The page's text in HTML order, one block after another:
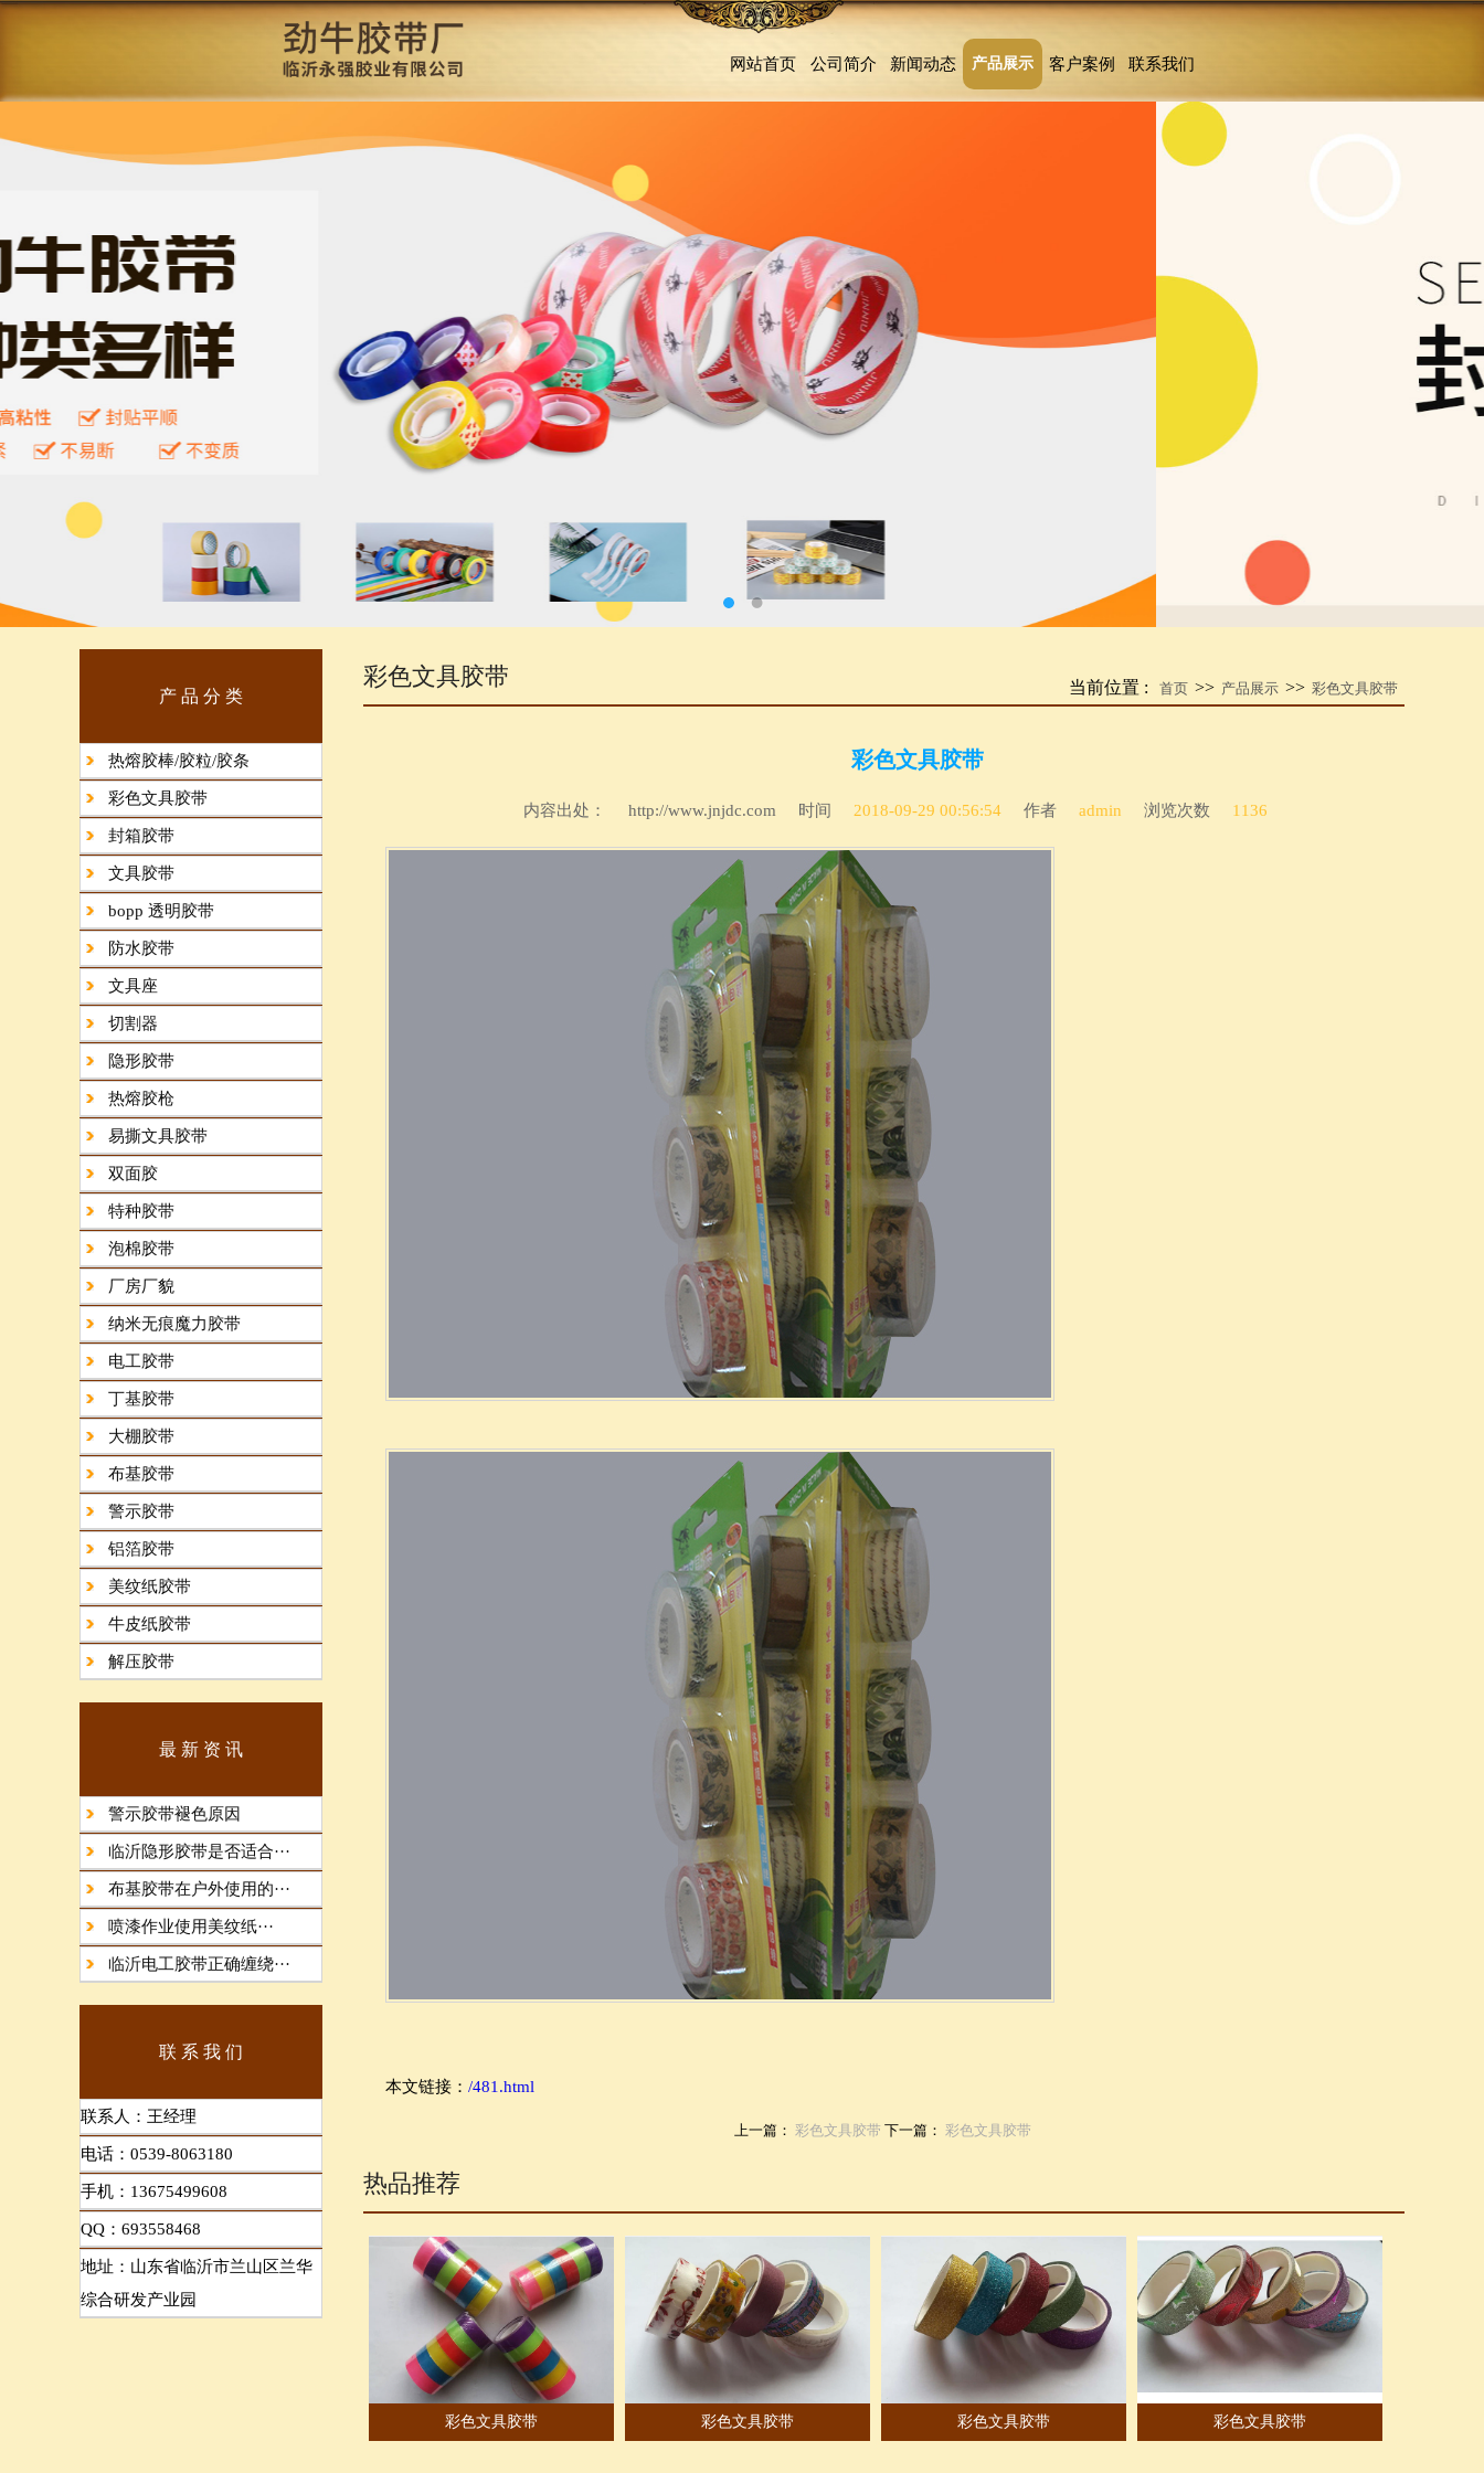
网站首页 公司简介 新闻动态 产品展示 客户案例 联系我们
产 品 分 类
热熔胶棒/胶粒/胶条
彩色文具胶带
封箱胶带
文具胶带
bopp 透明胶带
防水胶带
文具座
切割器
隐形胶带
热熔胶枪
易撕文具胶带
双面胶
特种胶带
泡棉胶带
厂房厂貌
纳米无痕魔力胶带
电工胶带
丁基胶带
大棚胶带
布基胶带
警示胶带
铝箔胶带
美纹纸胶带
牛皮纸胶带
解压胶带
最 新 资 讯
警示胶带褪色原因
临沂隐形胶带是否适合···
布基胶带在户外使用的···
​喷漆作业使用美纹纸···
临沂电工胶带正确缠绕···
联 系 我 们
联系人：王经理
电话：0539-8063180
手机：13675499608
QQ：693558468
地址：山东省临沂市兰山区兰华
综合研发产业园
彩色文具胶带 当前位置 : 首页 >> 产品展示 >> 彩色文具胶带
彩色文具胶带
内容出处： http://www.jnjdc.com 时间 2018-09-29 00:56:54 作者 admin 浏览次数 1136
本文链接： /481.html
上一篇： 彩色文具胶带 下一篇： 彩色文具胶带
热品推荐
彩色文具胶带 彩色文具胶带 彩色文具胶带 彩色文具胶带